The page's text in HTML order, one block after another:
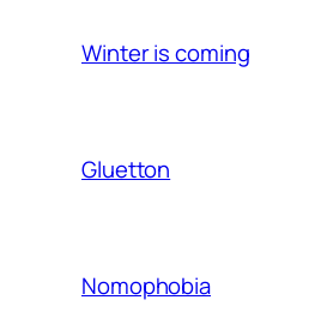
Winter is coming
Gluetton
Nomophobia